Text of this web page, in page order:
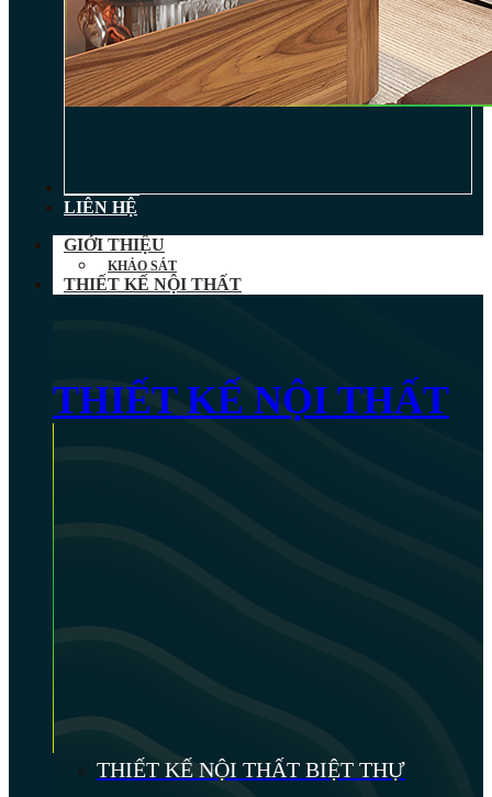
LIÊN HỆ
GIỚI THIỆU
KHẢO SÁT
THIẾT KẾ NỘI THẤT
THIẾT KẾ NỘI THẤT
THIẾT KẾ NỘI THẤT BIỆT THỰ